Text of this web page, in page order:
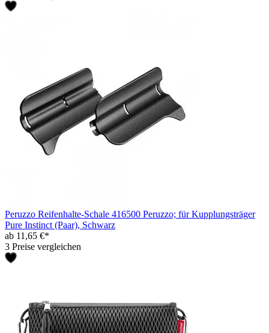
Peruzzo Reifenhalte-Schale 416500 Peruzzo; für Kupplungsträger
Pure Instinct (Paar), Schwarz
ab 11,65 €*
3 Preise vergleichen